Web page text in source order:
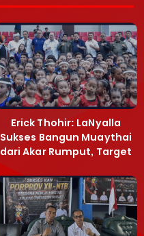
Erick Thohir: LaNyalla
Sukses Bangun Muaythai
dari Akar Rumput, Target